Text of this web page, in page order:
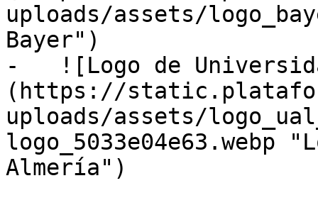
uploads/assets/
Bayer")
-   ![Logo de
(https://
uploads/assets/
logo_5033e04e63.webp
Almería")